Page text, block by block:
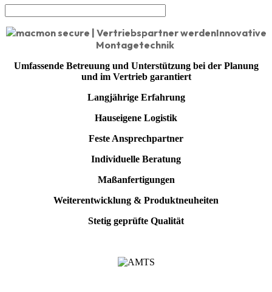
Innovative
Montagetechnik
Umfassende Betreuung und Unterstützung bei der Planung
und im Vertrieb garantiert
Langjährige Erfahrung
Hauseigene Logistik
Feste Ansprechpartner
Individuelle Beratung
Maßanfertigungen
Weiterentwicklung & Produktneuheiten
Stetig geprüfte Qualität